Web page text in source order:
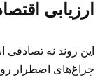
ارزیابی
این روند نه
چراغ‌های اضطرار